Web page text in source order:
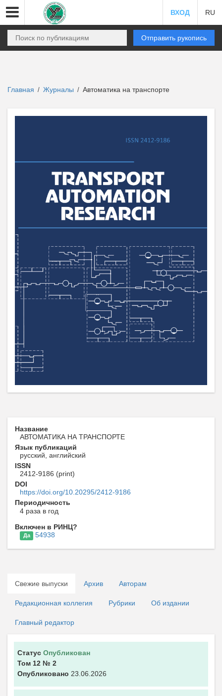
ВХОД RU
Отправить рукопись
Главная / Журналы / Автоматика на транспорте
Название
АВТОМАТИКА НА ТРАНСПОРТЕ
Язык публикаций
русский, английский
ISSN
2412-9186 (print)
DOI
https://doi.org/10.20295/2412-9186
Периодичность
4 раза в год
Включен в РИНЦ?
Да 54938
Свежие выпуски Архив Авторам
Редакционная коллегия Рубрики Об издании
Главный редактор
Статус Опубликован
Том 12 № 2
Опубликовано 23.06.2026